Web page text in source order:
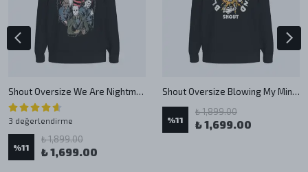
Shout Oversize We Are Nightmare In Your Dreams Unisex Hoodie
3 değerlendirme
%11
₺ 1,899.00
₺ 1,699.00
Shout Oversize Blowing My Mind Unisex Hoodie
%11
₺ 1,899.00
₺ 1,699.00